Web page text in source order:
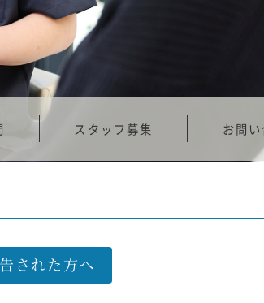
スタッフ募集 お問
された方へ